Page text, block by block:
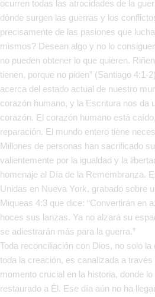
ocurren todas las atrocidades de la
dónde surgen las guerras y los
precisamente de las pasiones que
mismos? Desean algo y no lo
no pueden obtener lo que quieren.
tienen, porque no piden” (Santiago 4:1-
acerca del estado actual de nuestro
corazón humano, y la Escritura nos da
corazón. El corazón humano está
reparación. El mundo entero tiene
Millones de personas han sacrificado
valientemente por la igualdad y la
homenaje al Día de la Remembranza.
Unidas en Nueva York, grabado sobre
Miqueas 4:3 que dice: “Convertirán en
hoces sus lanzas. Ya no alzará su
se adiestrarán más para la guerra.”
Toda reconciliación con Dios, no solo
toda la creación, es canalizada a
momento crucial en la historia, donde
restaurado a Él. Ese día aún no ha